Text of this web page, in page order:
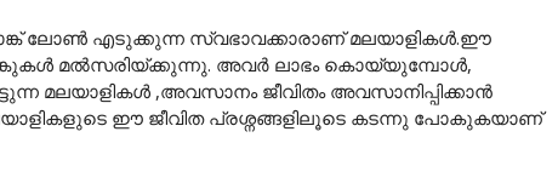
എടുക്കുന്ന സ്വഭാവക്കാരാണ് മലയാളികൾ.ഈ
മൽസരിയ്ക്കുന്നു. അവർ ലാഭം കൊയ്യുമ്പോൾ,
മലയാളികൾ ,അവസാനം ജീവിതം അവസാനിപ്പിക്കാൻ
ഈ ജീവിത പ്രശ്നങ്ങളിലൂടെ കടന്നു പോകുകയാണ്